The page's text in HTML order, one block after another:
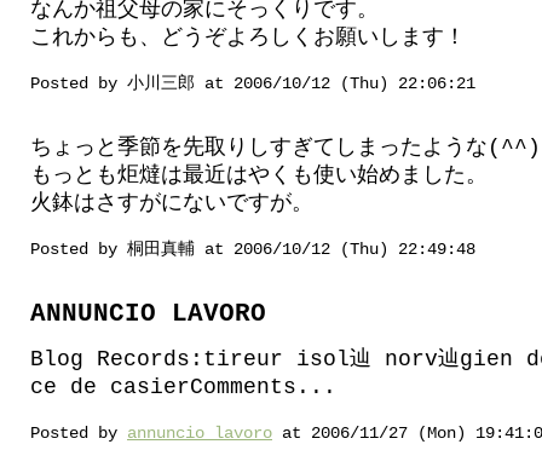
なんか祖父母の家にそっくりです。
これからも、どうぞよろしくお願いします！
Posted by 小川三郎 at 2006/10/12 (Thu) 22:06:21
ちょっと季節を先取りしすぎてしまったような
もっとも炬燵は最近はやくも使い始めました。
火鉢はさすがにないですが。
Posted by 桐田真輔 at 2006/10/12 (Thu) 22:49:48
ANNUNCIO LAVORO
Blog Records:tireur isol辿 norv辿gien
ce de casierComments...
Posted by annuncio lavoro at 2006/11/27 (Mon)